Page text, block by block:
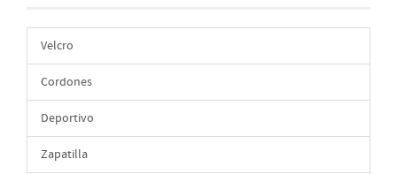
Velcro
Cordones
Deportivo
Zapatilla